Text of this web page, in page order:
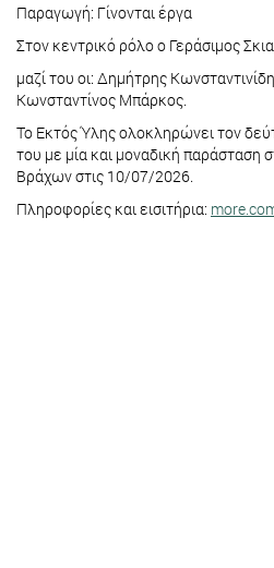
Παραγωγή: Γίνονται έργα
Στον κεντρικό ρόλο ο Γεράσιμος
μαζί του οι: Δημήτρης
Κωνσταντίνος Μπάρκος.
Το Εκτός Ύλης ολοκληρώνει τον
του με μία και μοναδική παράσταση
Βράχων στις 10/07/2026.
Πληροφορίες και εισιτήρια: